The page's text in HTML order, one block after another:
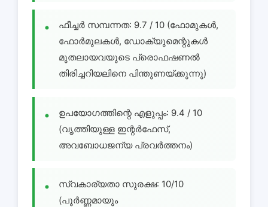
ഫീച്ചർ സമ്പന്നത: 9.7 / 10 (ഫോമുകൾ,
ഫോർമുലകൾ, ഡോക്യുമെന്റുകൾ
മുതലായവയുടെ പ്രൊഫഷണൽ
തിരിച്ചറിയലിനെ പിന്തുണയ്ക്കുന്നു)
ഉപയോഗത്തിന്റെ എളുപ്പം: 9.4 / 10
(വൃത്തിയുള്ള ഇന്റർഫേസ്,
അവബോധജന്യ പ്രവർത്തനം)
സ്വകാര്യതാ സുരക്ഷ: 10/10
(പൂർണ്ണമായും